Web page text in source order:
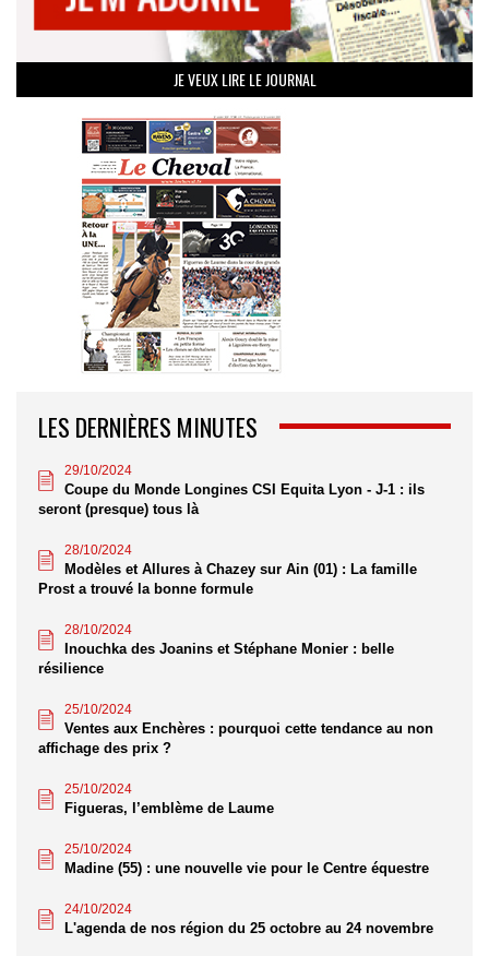
JE VEUX LIRE LE JOURNAL
LES DERNIÈRES MINUTES
29/10/2024
Coupe du Monde Longines CSI Equita Lyon - J-1 : ils
seront (presque) tous là
28/10/2024
Modèles et Allures à Chazey sur Ain (01) : La famille
Prost a trouvé la bonne formule
28/10/2024
Inouchka des Joanins et Stéphane Monier : belle
résilience
25/10/2024
Ventes aux Enchères : pourquoi cette tendance au non
affichage des prix ?
25/10/2024
Figueras, l’emblème de Laume
25/10/2024
Madine (55) : une nouvelle vie pour le Centre équestre
24/10/2024
L'agenda de nos région du 25 octobre au 24 novembre